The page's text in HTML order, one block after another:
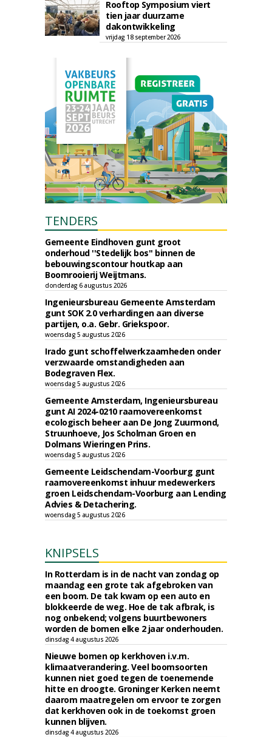
Rooftop Symposium viert
tien jaar duurzame
dakontwikkeling
vrijdag 18 september 2026
TENDERS
Gemeente Eindhoven gunt groot
onderhoud ''Stedelijk bos'' binnen de
bebouwingscontour houtkap aan
Boomrooierij Weijtmans.
donderdag 6 augustus 2026
Ingenieursbureau Gemeente Amsterdam
gunt SOK 2.0 verhardingen aan diverse
partijen, o.a. Gebr. Griekspoor.
woensdag 5 augustus 2026
Irado gunt schoffelwerkzaamheden onder
verzwaarde omstandigheden aan
Bodegraven Flex.
woensdag 5 augustus 2026
Gemeente Amsterdam, Ingenieursbureau
gunt AI 2024-0210 raamovereenkomst
ecologisch beheer aan De Jong Zuurmond,
Struunhoeve, Jos Scholman Groen en
Dolmans Wieringen Prins.
woensdag 5 augustus 2026
Gemeente Leidschendam-Voorburg gunt
raamovereenkomst inhuur medewerkers
groen Leidschendam-Voorburg aan Lending
Advies & Detachering.
woensdag 5 augustus 2026
KNIPSELS
In Rotterdam is in de nacht van zondag op
maandag een grote tak afgebroken van
een boom. De tak kwam op een auto en
blokkeerde de weg. Hoe de tak afbrak, is
nog onbekend; volgens buurtbewoners
worden de bomen elke 2 jaar onderhouden.
dinsdag 4 augustus 2026
Nieuwe bomen op kerkhoven i.v.m.
klimaatverandering. Veel boomsoorten
kunnen niet goed tegen de toenemende
hitte en droogte. Groninger Kerken neemt
daarom maatregelen om ervoor te zorgen
dat kerkhoven ook in de toekomst groen
kunnen blijven.
dinsdag 4 augustus 2026